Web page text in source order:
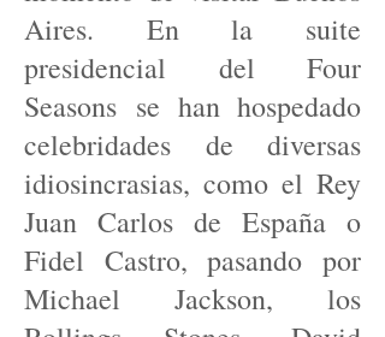
Aires. En la suite
presidencial del Four
Seasons se han hospedado
celebridades de diversas
idiosincrasias, como el Rey
Juan Carlos de España o
Fidel Castro, pasando por
Michael Jackson, los